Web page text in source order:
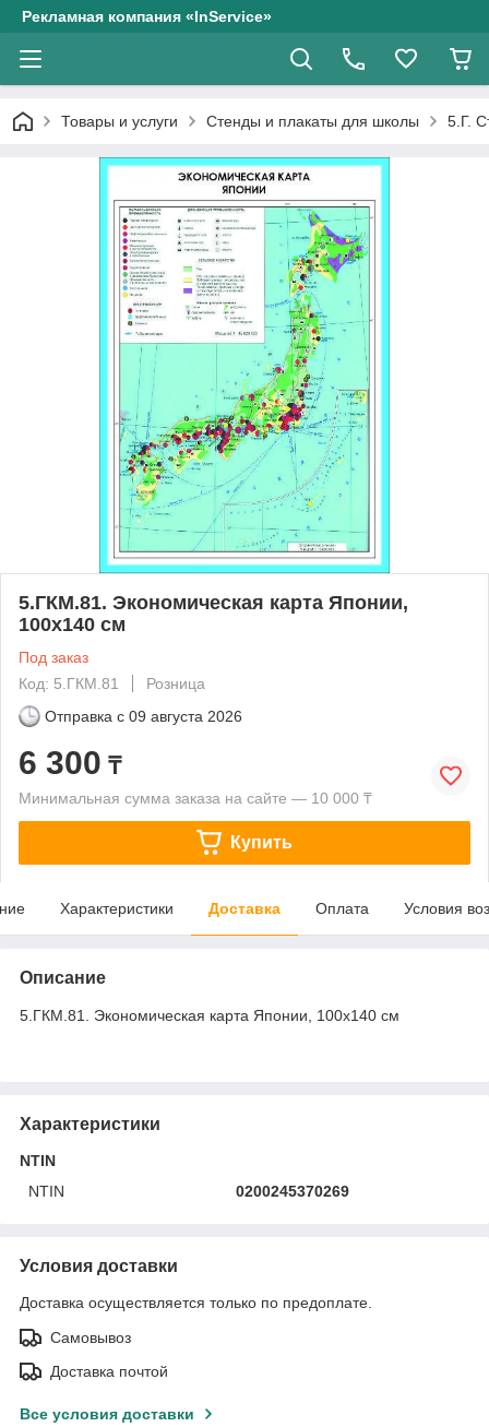
Рекламная компания «InService»
Товары и услуги Стенды и плакаты для школы 5.Г.
5.ГКМ.81. Экономическая карта Японии,
100х140 см
Под заказ
Код: 5.ГКМ.81
Розница
Отправка с 09 августа 2026
6 300 ₸
Минимальная сумма заказа на сайте — 10 000 ₸
Купить
Характеристики Доставка Оплата Условия
Описание
5.ГКМ.81. Экономическая карта Японии, 100х140 см
Характеристики
NTIN
NTIN
0200245370269
Условия доставки
Доставка осуществляется только по предоплате.
Самовывоз
Доставка почтой
Все условия доставки